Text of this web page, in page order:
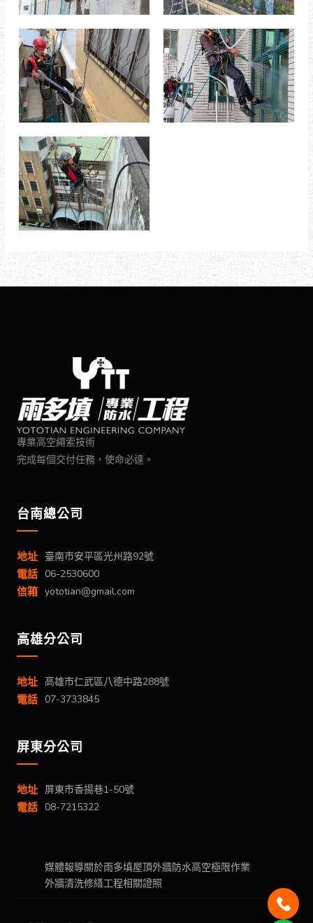
專業高空繩索技術
完成每個交付任務，使命必達。
台南總公司
地址 臺南市安平區光州路92號
電話 06-2530600
信箱 yototian@gmail.com
高雄分公司
地址 高雄市仁武區八德中路288號
電話 07-3733845
屏東分公司
地址 屏東市香揚巷1-50號
電話 08-7215322
媒體報導關於雨多填屋頂外牆防水高空極限作業
外牆清洗修繕工程相關證照